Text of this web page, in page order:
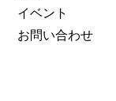
イベント
お問い合わせ